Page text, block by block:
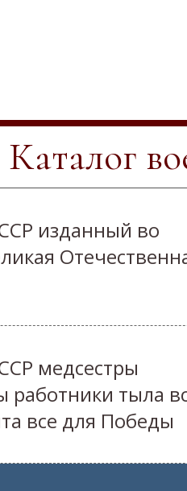
Каталог
изданный во
медсестры
тыла
все для Победы